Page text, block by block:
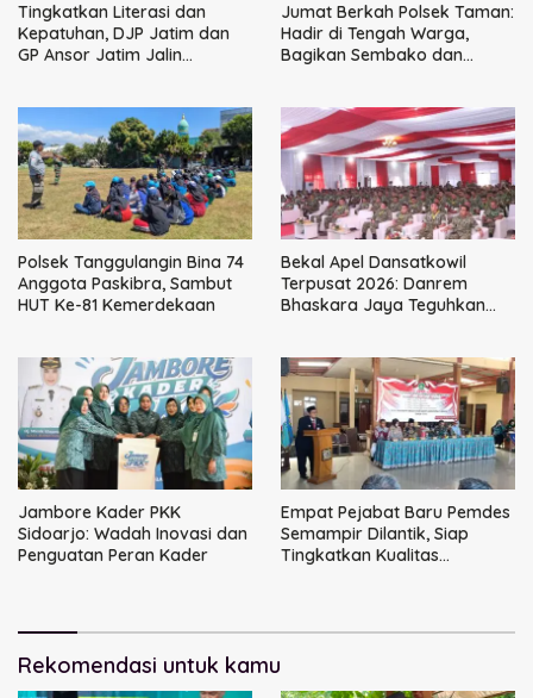
Tingkatkan Literasi dan
Kepatuhan, DJP Jatim dan
GP Ansor Jatim Jalin
Jumat Berkah Polsek Taman:
Hadir di Tengah Warga,
Bagikan Sembako dan
Polsek Tanggulangin Bina 74
Anggota Paskibra, Sambut
HUT Ke-81 Kemerdekaan
Bekal Apel Dansatkowil
Terpusat 2026: Danrem
Bhaskara Jaya Teguhkan
Jambore Kader PKK
Sidoarjo: Wadah Inovasi dan
Penguatan Peran Kader
Empat Pejabat Baru Pemdes
Semampir Dilantik, Siap
Tingkatkan Kualitas
Rekomendasi untuk kamu